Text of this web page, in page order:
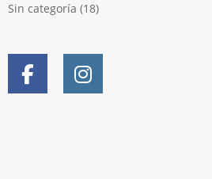
Sin categoría (18)